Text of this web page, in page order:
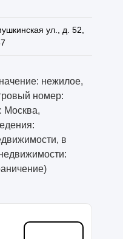
ул., д. 52,
нежилое,
номер:
Москва,
в